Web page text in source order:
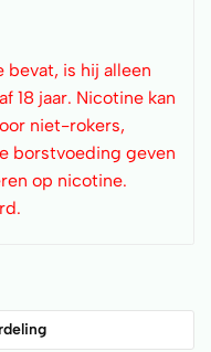
bevat, is hij alleen
18 jaar. Nicotine kan
niet-rokers,
borstvoeding geven
op nicotine.